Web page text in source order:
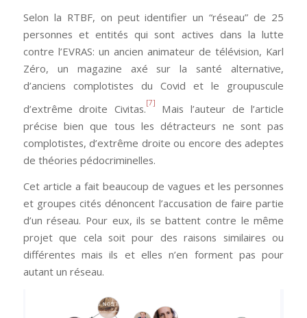
Selon la RTBF, on peut identifier un “réseau” de 25
personnes et entités qui sont actives dans la lutte
contre l’EVRAS: un ancien animateur de télévision, Karl
Zéro, un magazine axé sur la santé alternative,
d’anciens complotistes du Covid et le groupuscule
d’extrême droite Civitas.[7]
Mais l’auteur de l’article
précise bien que tous les détracteurs ne sont pas
complotistes, d’extrême droite ou encore des adeptes
de théories pédocriminelles.
Cet article a fait beaucoup de vagues et les personnes
et groupes cités dénoncent l’accusation de faire partie
d’un réseau. Pour eux, ils se battent contre le même
projet que cela soit pour des raisons similaires ou
différentes mais ils et elles n’en forment pas pour
autant un réseau.